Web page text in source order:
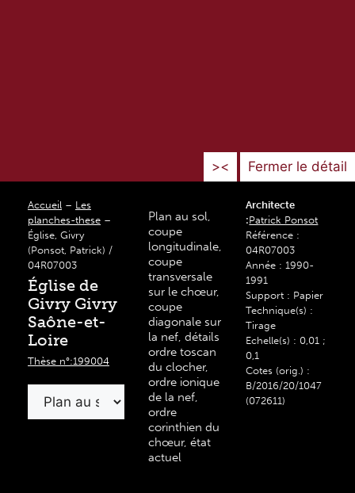
>< Fermer le détail
Accueil – Les
planches-these –
Église, Givry
(Ponsot, Patrick) /
04R07003
Église de
Givry Givry
Saône-et-
Loire
Thèse n°:199004
Plan au sol,
coupe
longitudinale,
coupe
transversale
sur le chœur,
coupe
diagonale sur
la nef, détails
ordre toscan
du clocher,
ordre ionique
de la nef,
ordre
corinthien du
chœur, état
actuel
Architecte
:Patrick Ponsot
Référence :
04R07003
Année : 1990-
1991
Support : Papier
Technique(s) :
Tirage
Echelle(s) : 0,01 ;
0,1
Cotes (orig.) :
B/2016/20/1047
(072611)